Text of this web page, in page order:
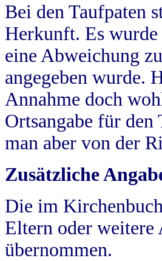
Bei den Taufpaten
Herkunft. Es wurde
eine Abweichung
angegeben wurde.
Annahme doch
Ortsangabe für den
man aber von der
Zusätzliche
Die im
Eltern oder weitere
übernommen.